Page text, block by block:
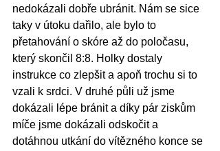
nedokázali dobře ubránit. Nám se sice
taky v útoku dařilo, ale bylo to
přetahování o skóre až do poločasu,
který skončil 8:8. Holky dostaly
instrukce co zlepšit a apoň trochu si to
vzali k srdci. V druhé půli už jsme
dokázali lépe bránit a díky pár ziskům
míče jsme dokázali odskočit a
dotáhnou utkání do vítězného konce se